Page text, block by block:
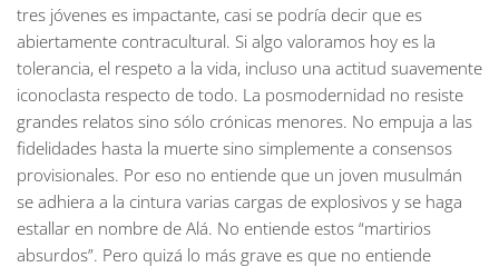
tres jóvenes es impactante, casi se podría decir que es
abiertamente contracultural. Si algo valoramos hoy es la
tolerancia, el respeto a la vida, incluso una actitud suavemente
iconoclasta respecto de todo. La posmodernidad no resiste
grandes relatos sino sólo crónicas menores. No empuja a las
fidelidades hasta la muerte sino simplemente a consensos
provisionales. Por eso no entiende que un joven musulmán
se adhiera a la cintura varias cargas de explosivos y se haga
estallar en nombre de Alá. No entiende estos “martirios
absurdos”. Pero quizá lo más grave es que no entiende